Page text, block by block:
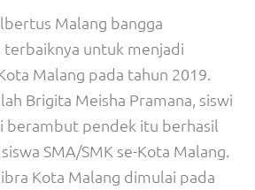
Malang bangga
untuk menjadi
Malang pada tahun 2019.
Brigita Meisha Pramana, siswi
berambut pendek itu berhasil
SMA/SMK se-Kota Malang.
Kota Malang dimulai pada